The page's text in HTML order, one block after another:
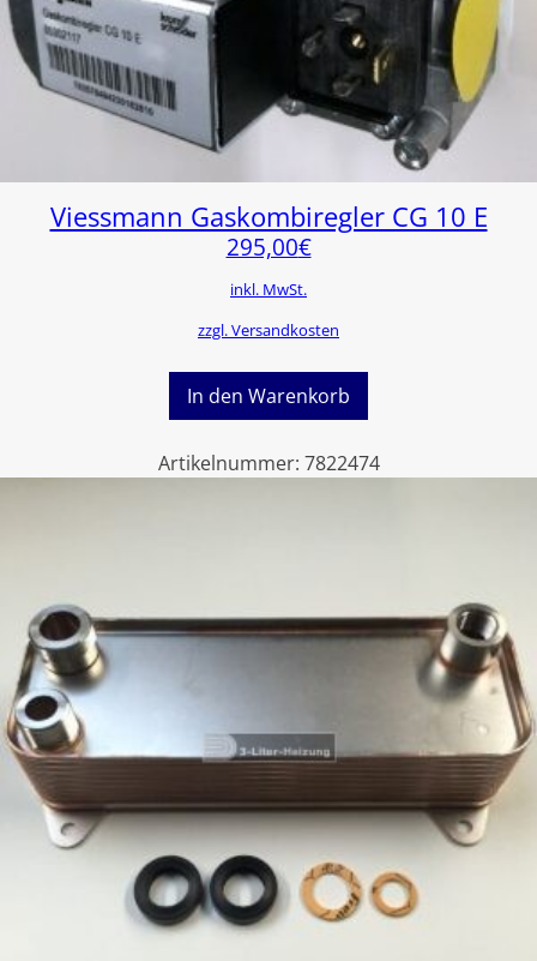
Viessmann Gaskombiregler CG 10 E
295,00€
inkl. MwSt.
zzgl. Versandkosten
In den Warenkorb
Artikelnummer: 7822474